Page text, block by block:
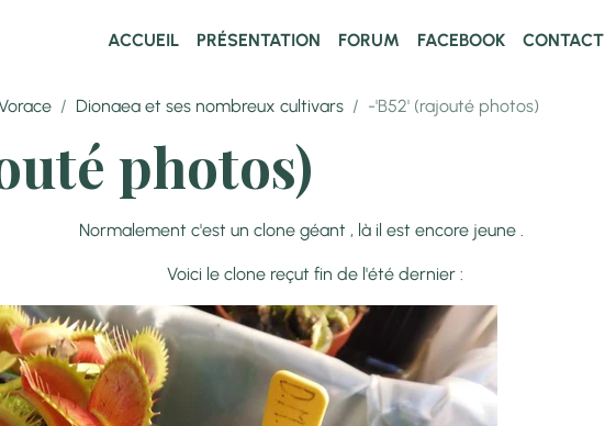
ACCUEIL PRÉSENTATION FORUM FACEBOOK CONTACT
Dionaea et ses nombreux cultivars -'B52' (rajouté photos)
photos)
un clone géant , là il est encore jeune .
reçut fin de l'été dernier :